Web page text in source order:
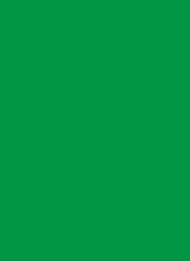
दशैँ,
हुलास
सहभागी
वेस्टर्न्
भरोसा र